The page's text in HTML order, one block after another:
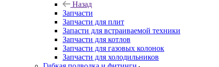
Назад
Запчасти
Запчасти для плит
Запасти для встраиваемой техники
Запчасти для котлов
Запчасти для газовых колонок
Запчасти для холодильников